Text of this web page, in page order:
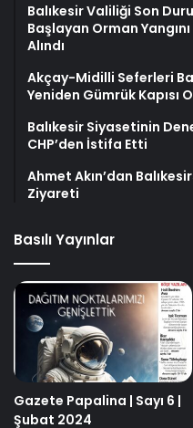
Balıkesir Valiliği Son
Başlayan Orman
Alındı
Akçay-Midilli Seferleri
Yeniden Gümrük Kapısı
Balıkesir Siyasetinin
CHP’den İstifa Etti
Ahmet Akın’dan
Ziyareti
Basılı Yayınlar
Gazete Papalina | Sayı 6 |
Şubat 2024